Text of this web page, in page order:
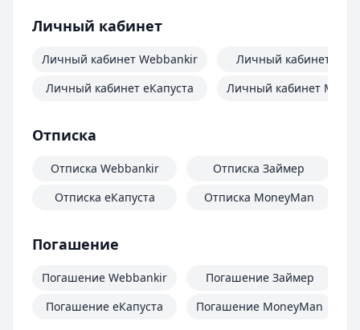
Личный кабинет
Личный кабинет Webbankir
Личный кабинет еКапуста
Личный кабинет
Личный кабинет
Отписка
Отписка Webbankir
Отписка еКапуста
Отписка Займер
Отписка MoneyMan
Погашение
Погашение Webbankir
Погашение еКапуста
Погашение Займер
Погашение MoneyMan